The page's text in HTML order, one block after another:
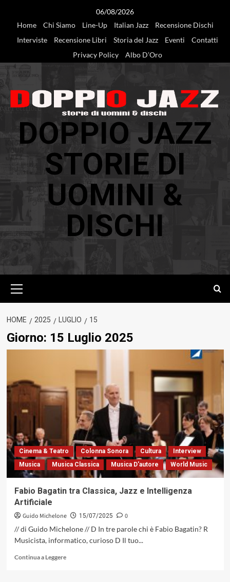
06/08/2026
Home
Chi Siamo Line-Up Italian Jazz
Recensione Dischi
Interviste
Recensione Libri Storia del Jazz Eventi
Contatti
Privacy Policy
Albo D’Oro
DOPPIO JAZZ
STORIE DI
UOMINI &
DISCHI
principale
HOME 2025 LUGLIO 15
Giorno: 15 Luglio 2025
Cinema & Teatro Colonna Sonora Cultura
Interview
Musica
Musica Classica Musica D'autore World Music
Fabio Bagatin tra Classica, Jazz e Intelligenza
Artificiale
Guido Michelone 15/07/2025
0
// di Guido Michelone // D In tre parole chi è Fabio Bagatin? R
Musicista, informatico, curioso D Il tuo...
Continua a LeggereLeggi